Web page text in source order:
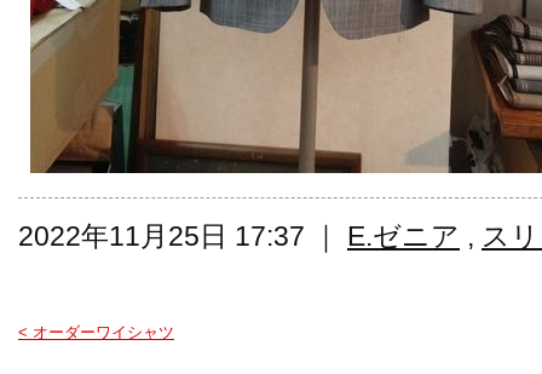
2022年11月25日 17:37 ｜ E.ゼニア , ス
< オーダーワイシャツ